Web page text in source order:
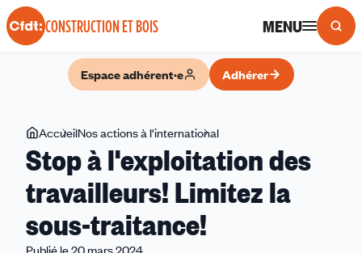
Panneau de gestion des cookies
CONSTRUCTION ET BOIS MENU
Espace adhérent·e Adhérer
Vous
êtes
ici
AccueilNos actions à l'international
à
l'exploitation
des
Stop à l'exploitation des
travailleurs! Limitez la
sous-traitance!
Publié le 20 mars 2024